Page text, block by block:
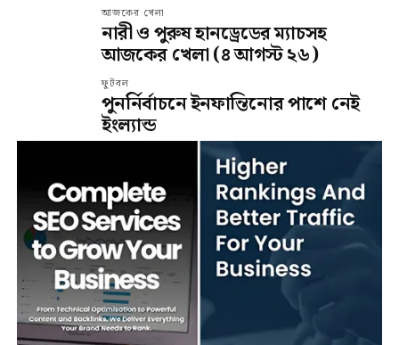
আজকের খেলা
নারী ও পুরুষ হানড্রেডের ম্যাচসহ
আজকের খেলা (৪ আগস্ট ২৬)
ফুটবল
পুনর্নির্বাচনে ইনফান্তিনোর পাশে নেই
ইংল্যান্ড